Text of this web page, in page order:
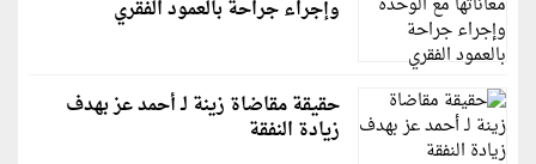
وإجراء جراحة بالعمود الفقري
حقيقة مقاضاة زينة لـ أحمد عز بهدف
زيادة النفقة